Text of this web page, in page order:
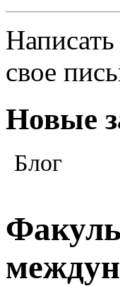
свое
Новые
Блог